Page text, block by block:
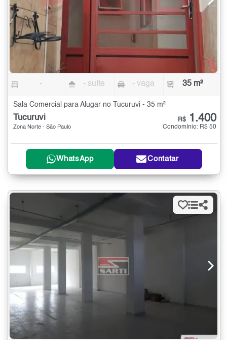
- - suíte - vaga 35 m²
Sala Comercial para Alugar no Tucuruvi - 35 m²
Tucuruvi
Zona Norte - São Paulo
R$ 1.400
Condomínio: R$ 50
WhatsApp Contatar